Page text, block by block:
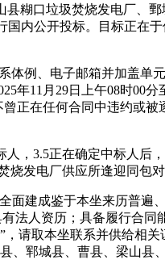
糊口垃圾焚烧发电厂、
内公开投标。目标正在
、电子邮箱并加盖单
年11月29日上午08时00
正在任何合同中违约或
3.5正在确定中标人后
发电厂供应所逢迎同包
建成鉴于本坐来历普遍
人资历；具备履行合同
请取本坐联系并供给相关
郓城县、曹县、梁山县